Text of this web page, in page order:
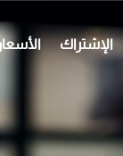
الإشتراك الأسعار